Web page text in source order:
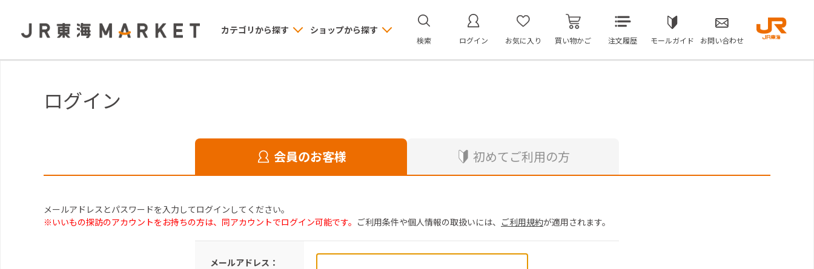
カテゴリから探す ショップから探す
検索 ログイン お気に入り 買い物かご 注文履歴 モールガイド お問い合わせ
ログイン
会員のお客様 初めてご利用の方
メールアドレスとパスワードを入力してログインしてください。
※いいもの探訪のアカウントをお持ちの方は、同アカウントでログイン可能です。 ご利用条件や個人情報の取扱いには、 ご利用規約が適用されます。
メールアドレス：